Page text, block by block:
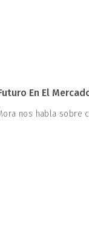
En El
nos habla sobre